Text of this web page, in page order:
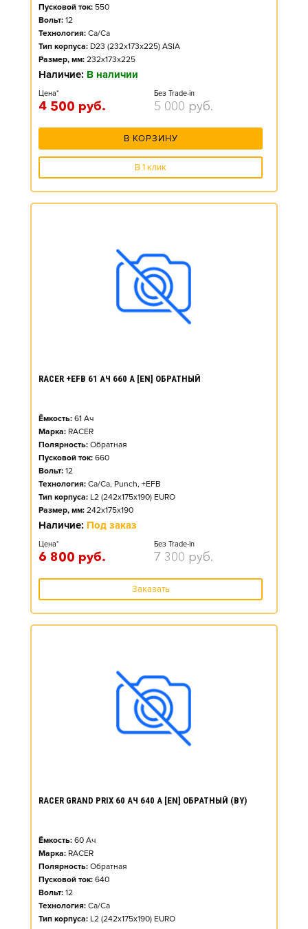
Пусковой ток: 550
Вольт: 12
Технология: Ca/Ca
Тип корпуса: D23 (232x173x225) ASIA
Размер, мм: 232x173x225
Наличие: В наличии
Цена*
4 500 руб.
Без Trade-in
5 000 руб.
В КОРЗИНУ
В 1 клик
RACER +EFB 61 АЧ 660 А [EN] ОБРАТНЫЙ
Ёмкость: 61 Ач
Марка: RACER
Полярность: Обратная
Пусковой ток: 660
Вольт: 12
Технология: Ca/Ca, Punch, +EFB
Тип корпуса: L2 (242x175x190) EURO
Размер, мм: 242x175x190
Наличие: Под заказ
Цена*
6 800 руб.
Без Trade-in
7 300 руб.
Заказать
RACER GRAND PRIX 60 АЧ 640 А [EN] ОБРАТНЫЙ (BY)
Ёмкость: 60 Ач
Марка: RACER
Полярность: Обратная
Пусковой ток: 640
Вольт: 12
Технология: Ca/Ca
Тип корпуса: L2 (242x175x190) EURO